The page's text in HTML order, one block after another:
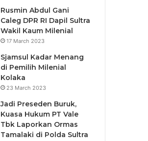
Rusmin Abdul Gani
Caleg DPR RI Dapil Sultra
Wakil Kaum Milenial
17 March 2023
Sjamsul Kadar Menang
di Pemilih Milenial
Kolaka
23 March 2023
Jadi Preseden Buruk,
Kuasa Hukum PT Vale
Tbk Laporkan Ormas
Tamalaki di Polda Sultra